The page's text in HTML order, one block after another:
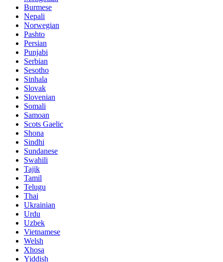
Burmese
Nepali
Norwegian
Pashto
Persian
Punjabi
Serbian
Sesotho
Sinhala
Slovak
Slovenian
Somali
Samoan
Scots Gaelic
Shona
Sindhi
Sundanese
Swahili
Tajik
Tamil
Telugu
Thai
Ukrainian
Urdu
Uzbek
Vietnamese
Welsh
Xhosa
Yiddish